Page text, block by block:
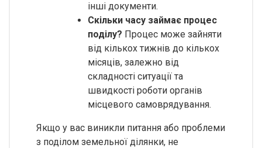
інші документи.
Скільки часу займає процес
поділу? Процес може зайняти
від кількох тижнів до кількох
місяців, залежно від
складності ситуації та
швидкості роботи органів
місцевого самоврядування.
Якщо у вас виникли питання або проблеми
з поділом земельної ділянки, не